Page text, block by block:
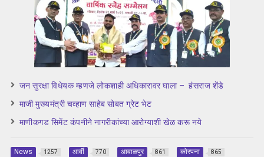
जन सुरक्षा विधेयक म्हणजे लोकशाही अधिकारावर घाला – हंसराज शेंडे
माजी मुख्यमंत्री चव्हाण साहेब सोबत ग्रेट भेट
माणीकगड सिमेंट कंपनीने नागरीकांच्या आरोग्याशी खेळ करू नये
News 1257 आर्वी 770 आवाळपुर 861 कोरपना 865